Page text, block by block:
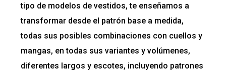
tipo de modelos de vestidos, te enseñamos a
transformar desde el patrón base a medida,
todas sus posibles combinaciones con cuellos y
mangas, en todas sus variantes y volúmenes,
diferentes largos y escotes, incluyendo patrones